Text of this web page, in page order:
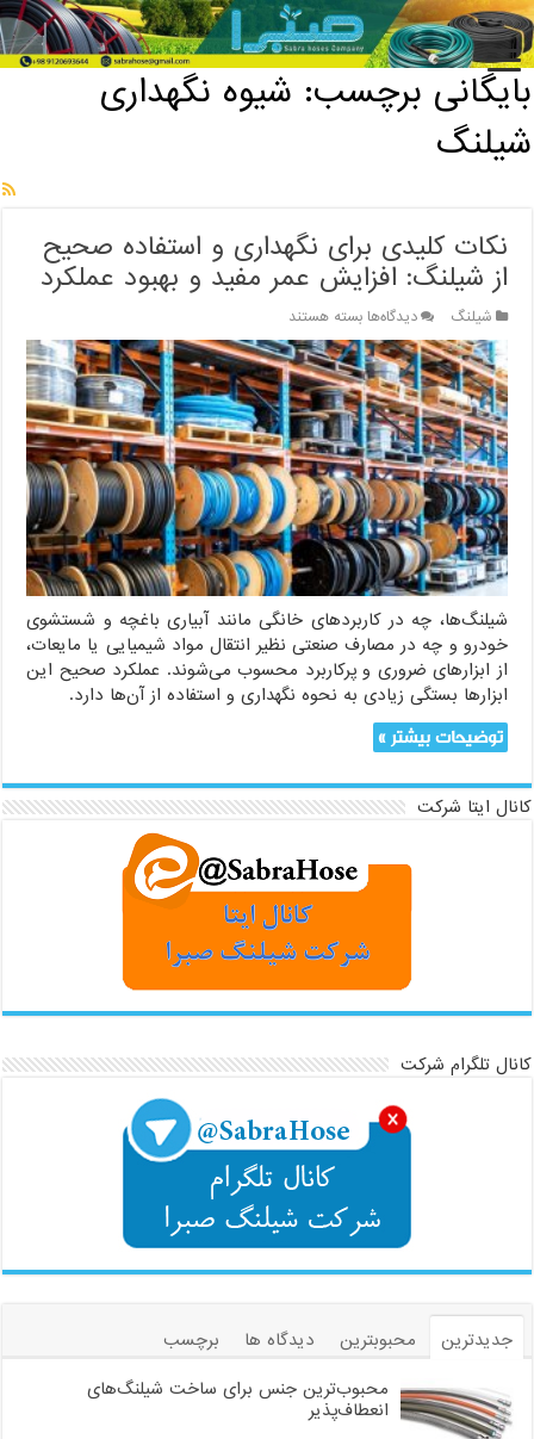
خانه / بایگانی برچسب: شیوه نگهداری شیلنگ
بایگانی برچسب: شیوه نگهداری
شیلنگ
نکات کلیدی برای نگهداری و استفاده صحیح
از شیلنگ: افزایش عمر مفید و بهبود عملکرد
شیلنگ دیدگاه‌هابرای
نکات
کلیدی
برای
نگهداری
و
استفاده
صحیح
از
شیلنگ:
افزایش
عمر
مفید
و
بهبود
عملکرد
بسته هستند
شیلنگ‌ها، چه در کاربردهای خانگی مانند آبیاری باغچه و شستشوی
خودرو و چه در مصارف صنعتی نظیر انتقال مواد شیمیایی یا مایعات،
از ابزارهای ضروری و پرکاربرد محسوب می‌شوند. عملکرد صحیح این
ابزارها بستگی زیادی به نحوه نگهداری و استفاده از آن‌ها دارد.
توضیحات بیشتر »
کانال ایتا شرکت
کانال تلگرام شرکت
جدیدترین محبوبترین دیدگاه ها
برچسب
محبوب‌ترین جنس برای ساخت شیلنگ‌های
انعطاف‌پذیر